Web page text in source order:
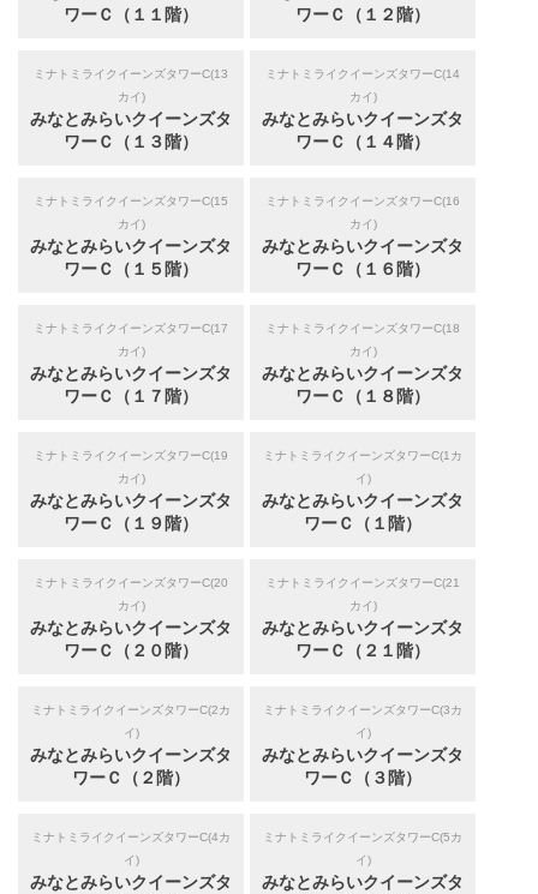
ワーＣ（１１階）
ワーＣ（１２階）
ミナトミライクイーンズタワーC(13
カイ)
みなとみらいクイーンズタ
ワーＣ（１３階）
ミナトミライクイーンズタワーC(14
カイ)
みなとみらいクイーンズタ
ワーＣ（１４階）
ミナトミライクイーンズタワーC(15
カイ)
みなとみらいクイーンズタ
ワーＣ（１５階）
ミナトミライクイーンズタワーC(16
カイ)
みなとみらいクイーンズタ
ワーＣ（１６階）
ミナトミライクイーンズタワーC(17
カイ)
みなとみらいクイーンズタ
ワーＣ（１７階）
ミナトミライクイーンズタワーC(18
カイ)
みなとみらいクイーンズタ
ワーＣ（１８階）
ミナトミライクイーンズタワーC(19
カイ)
みなとみらいクイーンズタ
ワーＣ（１９階）
ミナトミライクイーンズタワーC(1カ
イ)
みなとみらいクイーンズタ
ワーＣ（１階）
ミナトミライクイーンズタワーC(20
カイ)
みなとみらいクイーンズタ
ワーＣ（２０階）
ミナトミライクイーンズタワーC(21
カイ)
みなとみらいクイーンズタ
ワーＣ（２１階）
ミナトミライクイーンズタワーC(2カ
イ)
みなとみらいクイーンズタ
ワーＣ（２階）
ミナトミライクイーンズタワーC(3カ
イ)
みなとみらいクイーンズタ
ワーＣ（３階）
ミナトミライクイーンズタワーC(4カ
イ)
みなとみらいクイーンズタ
ミナトミライクイーンズタワーC(5カ
イ)
みなとみらいクイーンズタ